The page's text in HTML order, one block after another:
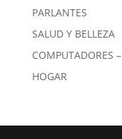
PARLANTES
SALUD Y BELLEZA
COMPUTADORES
HOGAR